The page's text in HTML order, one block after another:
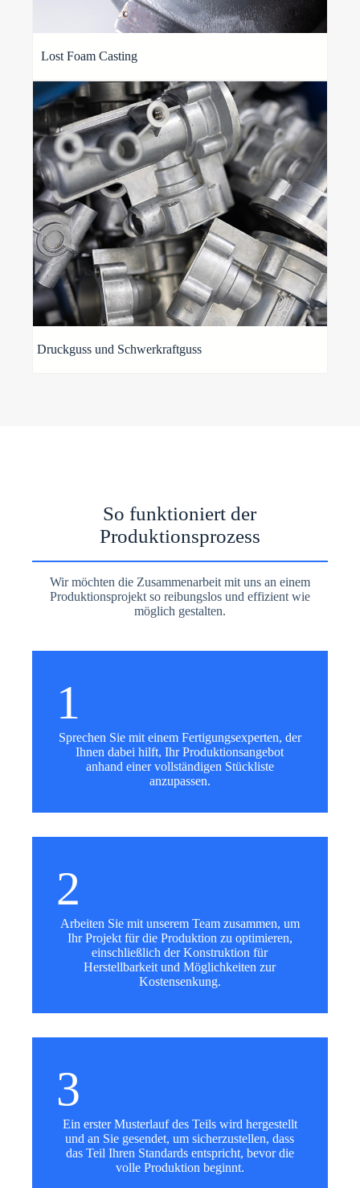
Lost Foam Casting
Druckguss und Schwerkraftguss
So funktioniert der
Produktionsprozess
Wir möchten die Zusammenarbeit mit uns an einem
Produktionsprojekt so reibungslos und effizient wie
möglich gestalten.
1
Sprechen Sie mit einem Fertigungsexperten, der
Ihnen dabei hilft, Ihr Produktionsangebot
anhand einer vollständigen Stückliste
anzupassen.
2
Arbeiten Sie mit unserem Team zusammen, um
Ihr Projekt für die Produktion zu optimieren,
einschließlich der Konstruktion für
Herstellbarkeit und Möglichkeiten zur
Kostensenkung.
3
Ein erster Musterlauf des Teils wird hergestellt
und an Sie gesendet, um sicherzustellen, dass
das Teil Ihren Standards entspricht, bevor die
volle Produktion beginnt.